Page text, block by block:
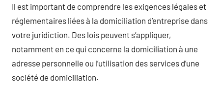
Il est important de comprendre les exigences légales et
réglementaires liées à la domiciliation d’entreprise dans
votre juridiction. Des lois peuvent s’appliquer,
notamment en ce qui concerne la domiciliation à une
adresse personnelle ou l’utilisation des services d’une
société de domiciliation.